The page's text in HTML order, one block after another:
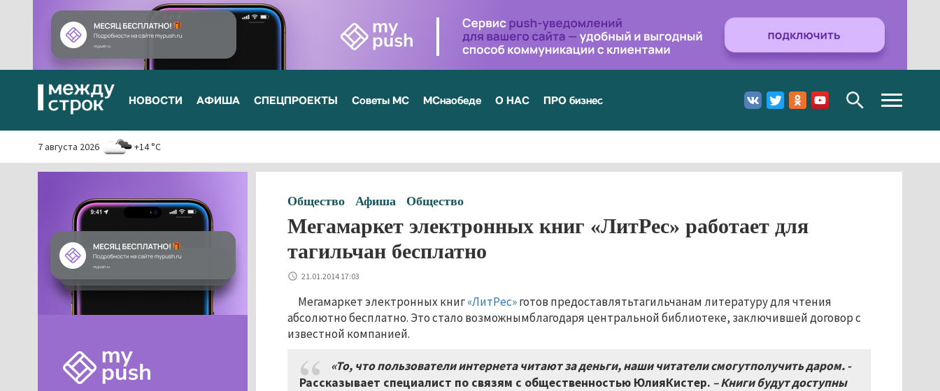
НОВОСТИ АФИША СПЕЦПРОЕКТЫ Советы МС МСнаобеде О НАС ПРО бизнес
Toggle
navigation
7 августа 2026 +14 °C
Общество Афиша Общество
Мегамаркет электронных книг «ЛитРес» работает для
тагильчан бесплатно
21.01.2014 17:03
Мегамаркет электронных книг«ЛитРес»готов предоставлятьтагильчанам литературу для чтения
абсолютно бесплатно. Это стало возможнымблагодаря центральной библиотеке, заключившей договор с
известной компанией.
«То, что пользователи интернета читают за деньги, наши читатели смогутполучить даром. -
Рассказывает специалист по связям с общественностью ЮлияКистер. – Книги будут доступны